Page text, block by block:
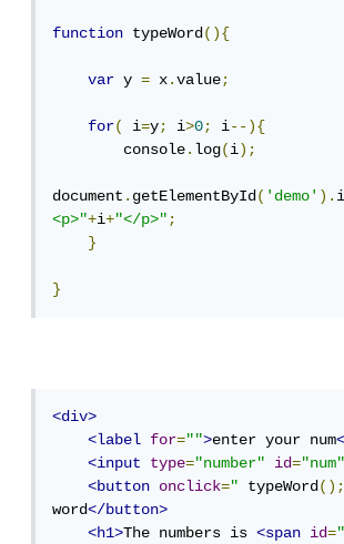
function typeWord(){
var y = x.value;
for( i=y; i>0; i--){
        console
.log(i);
document.getElementById('demo').
<p>"+i+"</p>";
}
}
<div>
<label
for="">enter your num
<input
type="number" id=
<button
onclick=" typeWord
word</button>
<h1>The numbers is <span id=